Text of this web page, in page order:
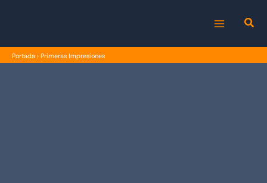
MENU
Portada › Primeras Impresiones